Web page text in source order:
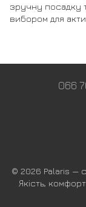
зручну посадку
вибором для
066
© 2026 Palaris —
Якість,